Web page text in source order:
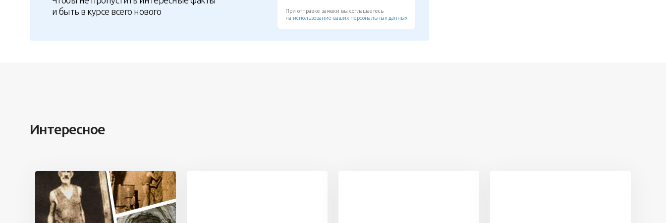
и быть в курсе всего нового
При отправке заявки вы соглашаетесь
на использование ваших персональных данных
Интересное